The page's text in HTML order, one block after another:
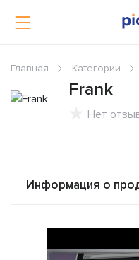
Главная Категории
Frank
Нет
Информация о